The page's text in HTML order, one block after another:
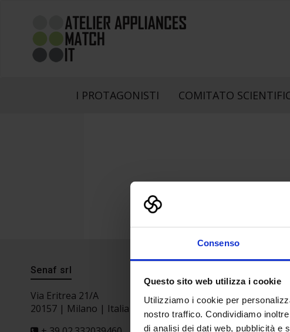
Consenso
Questo sito web utilizza i cookie
Utilizziamo i cookie per
nostro traffico. Condividiamo
di analisi dei dati web, pubblicità e
I PROTAGONISTI COMITATO
Senaf srl
Via Eritrea 21/A
20157 | Milano | Italia